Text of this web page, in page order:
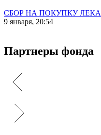
СБОР НА ПОКУПКУ
9 января, 20:54
Партнеры фонда